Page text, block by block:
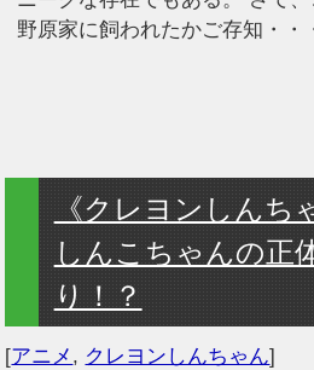
野原家に飼われたかご存知・・
《クレヨンしんち
しんこちゃんの正
り！？
[アニメ , クレヨンしんちゃん]